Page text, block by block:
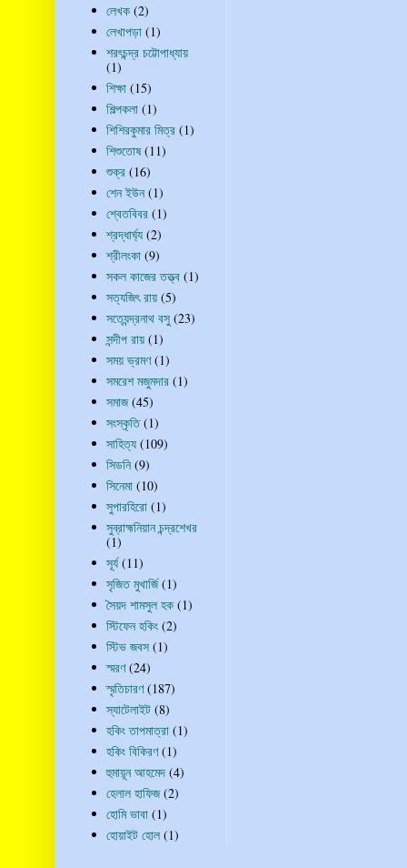
লেখক (2)
লেখাপড়া (1)
শরৎচন্দ্র চট্টোপাধ্যায়
(1)
শিক্ষা (15)
শিল্পকলা (1)
শিশিরকুমার মিত্র (1)
শিশুতোষ (11)
শুক্র (16)
শেন ইউন (1)
শ্বেতবিবর (1)
শ্রদ্ধার্ঘ্য (2)
শ্রীলংকা (9)
সকল কাজের তত্ত্ব (1)
সত্যজিৎ রায় (5)
সত্যেন্দ্রনাথ বসু (23)
সন্দীপ রায় (1)
সময় ভ্রমণ (1)
সমরেশ মজুমদার (1)
সমাজ (45)
সংস্কৃতি (1)
সাহিত্য (109)
সিডনি (9)
সিনেমা (10)
সুপারহিরো (1)
সুব্রাহ্মনিয়ান চন্দ্রশেখর
(1)
সূর্য (11)
সৃজিত মুখার্জি (1)
সৈয়দ শামসুল হক (1)
স্টিফেন হকিং (2)
স্টিভ জবস (1)
স্মরণ (24)
স্মৃতিচারণ (187)
স্যাটেলাইট (8)
হকিং তাপমাত্রা (1)
হকিং বিকিরণ (1)
হুমায়ূন আহমেদ (4)
হেলাল হাফিজ (2)
হোমি ভাবা (1)
হোয়াইট হোল (1)